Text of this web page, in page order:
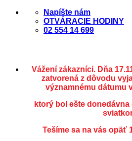
Skip
Napíšte nám
OTVÁRACIE HODINY
02 554 14 699
Vážení zákazníci. Dňa
zatvorená z dôvodu
významnému dátumu
ktorý bol ešte
Tešíme sa na vás opäť